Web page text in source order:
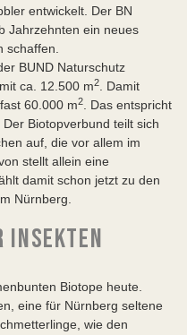
entwickelt. Der BN
Jahrzehnten ein neues
schaffen.
BUND Naturschutz
ca. 12.500 m2
. Damit
60.000 m2
. Das entspricht
Biotopverbund teilt sich
auf, die vor allem im
stellt allein eine
damit schon jetzt zu den
Nürnberg.
INSEKTEN
Biotope heute.
eine für Nürnberg seltene
wie den